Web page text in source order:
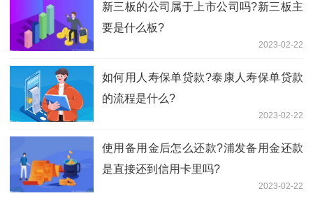
新三板的公司属于上市公司吗?新三板主
要是什么板?
2023-02-22
如何用人寿保单贷款?泰康人寿保单贷款
的流程是什么?
2023-02-22
使用备用金后怎么还款?浦发备用金还款
是直接还到信用卡里吗?
2023-02-22